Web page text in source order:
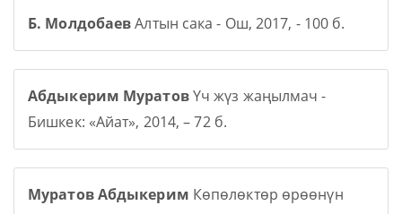
Б. МолдобаевАлтын сака - Ош, 2017, - 100 б.
Абдыкерим МуратовҮч жүз жаңылмач -
Бишкек: «Айат», 2014, – 72 б.
Муратов Абдыкерим Көпөлөктөр өрөөнүн